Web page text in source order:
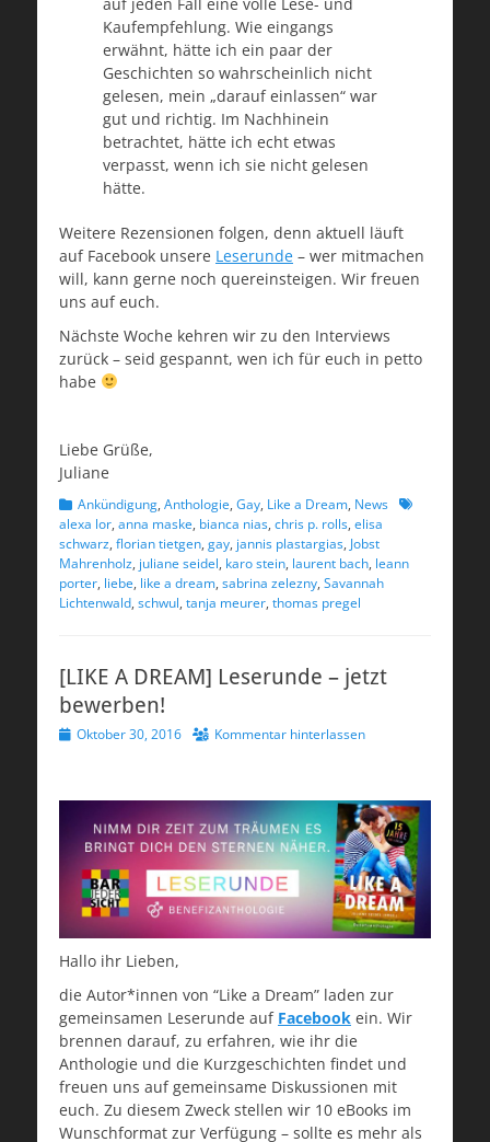
Kaufempfehlung. Wie eingangs
erwähnt, hätte ich ein paar der
Geschichten so wahrscheinlich nicht
gelesen, mein „darauf einlassen“ war
gut und richtig. Im Nachhinein
betrachtet, hätte ich echt etwas
verpasst, wenn ich sie nicht gelesen
hätte.
Weitere Rezensionen folgen, denn aktuell läuft
auf Facebook unsere Leserunde – wer mitmachen
will, kann gerne noch quereinsteigen. Wir freuen
uns auf euch.
Nächste Woche kehren wir zu den Interviews
zurück – seid gespannt, wen ich für euch in petto
habe
Liebe Grüße,
Juliane
Kategorien
Ankündigung, Anthologie, Gay, Like a Dream, News Schlagworte
alexa lor, anna maske, bianca nias, chris p. rolls, elisa
schwarz, florian tietgen, gay, jannis plastargias, Jobst
Mahrenholz, juliane seidel, karo stein, laurent bach, leann
porter, liebe, like a dream, sabrina zelezny, Savannah
Lichtenwald, schwul, tanja meurer, thomas pregel
[LIKE A DREAM] Leserunde – jetzt
bewerben!
Veröffentlicht
Oktober 30, 2016 Kommentar hinterlassen
Hallo ihr Lieben,
die Autor*innen von “Like a Dream” laden zur
gemeinsamen Leserunde auf Facebook ein. Wir
brennen darauf, zu erfahren, wie ihr die
Anthologie und die Kurzgeschichten findet und
freuen uns auf gemeinsame Diskussionen mit
euch. Zu diesem Zweck stellen wir 10 eBooks im
Wunschformat zur Verfügung – sollte es mehr als